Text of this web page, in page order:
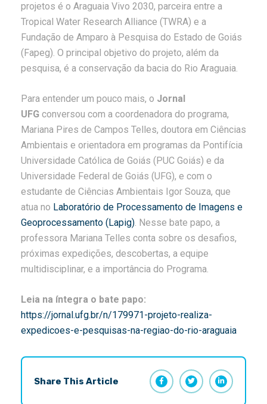
projetos é o Araguaia Vivo 2030, parceira entre a
Tropical Water Research Alliance (TWRA) e a
Fundação de Amparo à Pesquisa do Estado de Goiás
(Fapeg). O principal objetivo do projeto, além da
pesquisa, é a conservação da bacia do Rio Araguaia.
Para entender um pouco mais, o Jornal
UFG conversou com a coordenadora do programa,
Mariana Pires de Campos Telles, doutora em Ciências
Ambientais e orientadora em programas da Pontifícia
Universidade Católica de Goiás (PUC Goiás) e da
Universidade Federal de Goiás (UFG), e com o
estudante de Ciências Ambientais Igor Souza, que
atua no Laboratório de Processamento de Imagens e
Geoprocessamento (Lapig). Nesse bate papo, a
professora Mariana Telles conta sobre os desafios,
próximas expedições, descobertas, a equipe
multidisciplinar, e a importância do Programa.
Leia na íntegra o bate papo:
https://jornal.ufg.br/n/179971-projeto-realiza-
expedicoes-e-pesquisas-na-regiao-do-rio-araguaia
Share This Article